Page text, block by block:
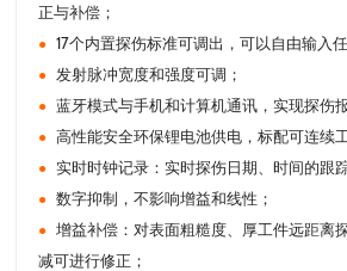
正与补偿；
● 17个内置探伤标准可调出，可以自由输入
● 发射脉冲宽度和强度可调；
● 蓝牙模式与手机和计算机通讯，实现探伤
● 高性能安全环保锂电池供电，标配可连续
● 实时时钟记录：实时探伤日期、时间的跟
● 数字抑制，不影响增益和线性；
● 增益补偿：对表面粗糙度、厚工件远距离
减可进行修正；